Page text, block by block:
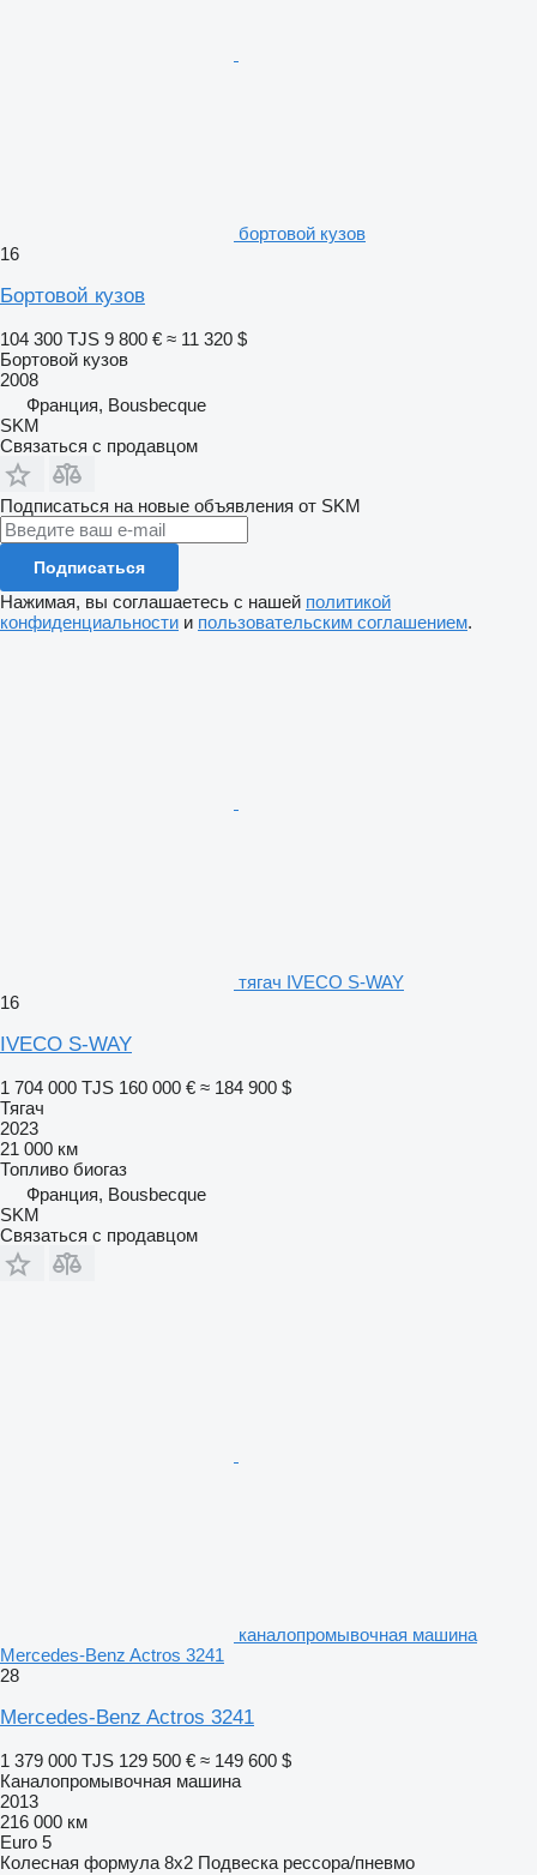
бортовой кузов
16
Бортовой кузов
104 300 TJS 9 800 € ≈ 11 320 $
Бортовой кузов
2008
Франция, Bousbecque
SKM
Связаться с продавцом
Подписаться на новые объявления от SKM
Подписаться
Нажимая, вы соглашаетесь с нашей политикой
конфиденциальности и пользовательским соглашением.
тягач IVECO S-WAY
16
IVECO S-WAY
1 704 000 TJS 160 000 € ≈ 184 900 $
Тягач
2023
21 000 км
Топливо биогаз
Франция, Bousbecque
SKM
Связаться с продавцом
каналопромывочная машина
Mercedes-Benz Actros 3241
28
Mercedes-Benz Actros 3241
1 379 000 TJS 129 500 € ≈ 149 600 $
Каналопромывочная машина
2013
216 000 км
Euro 5
Колесная формула 8x2 Подвеска рессора/пневмо